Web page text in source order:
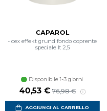
CAPAROL
- cex effekt grund fondo coprente
speciale lt 2,5
Disponibile 1-3 giorni
Prezzo scontato
40,53 € Prezzo di listino
76,98 €
AGGIUNGI AL CARRELLO